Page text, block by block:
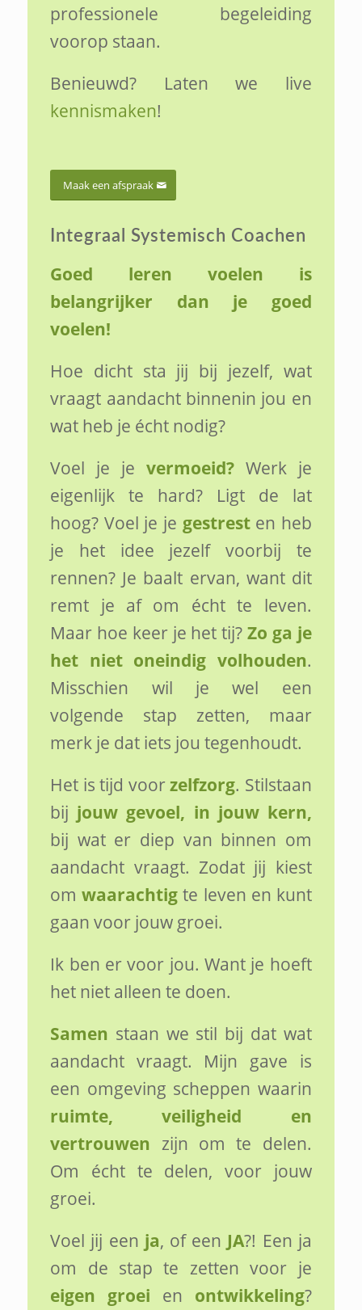
professionele begeleiding
voorop staan.
Benieuwd? Laten we live
kennismaken!
Maak een afspraak
Integraal Systemisch Coachen
Goed leren voelen is
belangrijker dan je goed
voelen!
Hoe dicht sta jij bij jezelf, wat
vraagt aandacht binnenin jou en
wat heb je écht nodig?
Voel je je vermoeid?Werk je
eigenlijk te hard? Ligt de lat
hoog? Voel je je gestresten heb
je het idee jezelf voorbij te
rennen? Je baalt ervan, want dit
remt je af om écht te leven.
Maar hoe keer je het tij?Zo ga je
het niet oneindig volhouden.
Misschien wil je wel een
volgende stap zetten, maar
merk je dat iets jou tegenhoudt.
Het is tijd voorzelfzorg. Stilstaan
bij jouw gevoel, in jouw kern,
bij wat er diep van binnen om
aandacht vraagt. Zodat jij kiest
omwaarachtig te leven en kunt
gaan voor jouw groei.
Ik ben er voor jou. Want je hoeft
het niet alleen te doen.
Samen staan we stil bij dat wat
aandacht vraagt. Mijn gave is
een omgeving scheppen waarin
ruimte, veiligheid en
vertrouwen zijn om te delen.
Om écht te delen, voor jouw
groei.
Voel jij een ja, of een JA?! Een ja
om de stap te zetten voor je
eigen groei en ontwikkeling?